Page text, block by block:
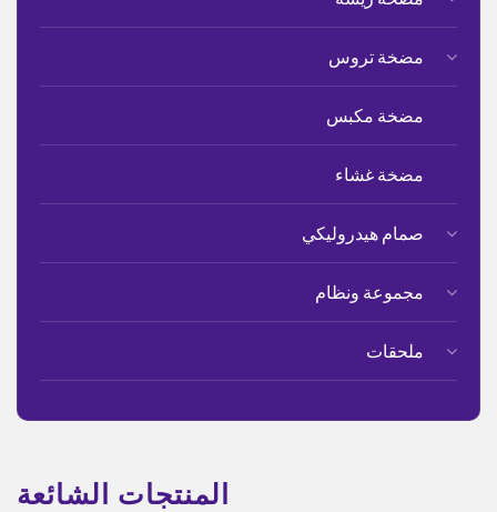
مضخة تروس
مضخة مكبس
مضخة غشاء
صمام هيدروليكي
مجموعة ونظام
ملحقات
المنتجات الشائعة